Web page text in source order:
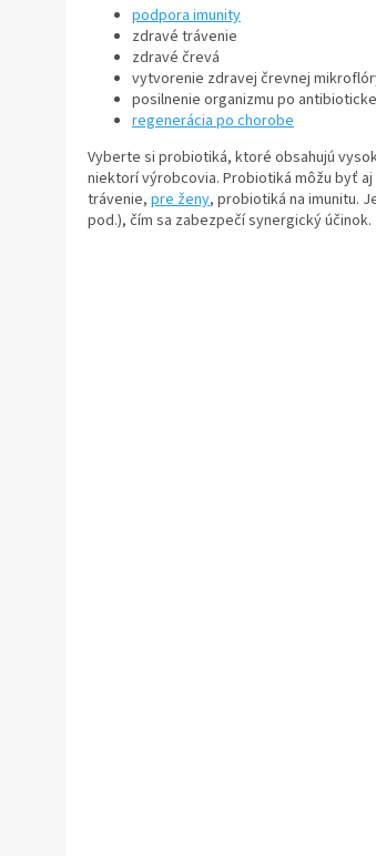
podpora imunity
zdravé trávenie
zdravé črevá
vytvorenie zdravej črevnej
posilnenie organizmu po
regenerácia po chorobe
Vyberte si probiotiká, ktoré obsahujú
niektorí výrobcovia. Probiotiká môžu byť
trávenie, pre ženy, probiotiká na imunitu.
pod.), čím sa zabezpečí synergický účinok.